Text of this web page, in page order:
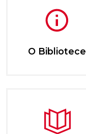
O Bibliotece